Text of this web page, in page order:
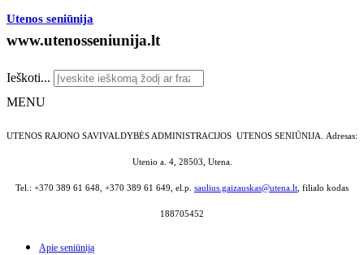
Utenos seniūnija
www.utenosseniunija.lt
Ieškoti...
MENU
UTENOS RAJONO SAVIVALDYBĖS ADMINISTRACIJOS UTENOS SENIŪNIJA. Adresas:
Utenio a. 4, 28503, Utena.
Tel.: +370 389 61 648, +370 389 61 649, el.p. saulius.gaizauskas@utena.lt, filialo kodas
188705452
Apie seniūniją